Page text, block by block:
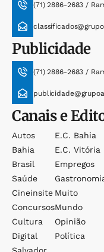
(71) 2886-2683 /
Publicidade
(71) 2886-2683 /
Canais e
Autos
Bahia
Brasil
Saúde
Cineinsite
Concursos
Cultura
Digital
E.c. Bahia
E.c. Vitória
Empregos
Muito
Mundo
Opinião
Política